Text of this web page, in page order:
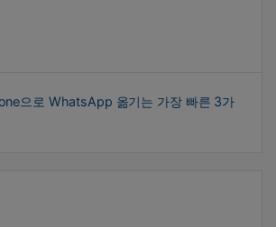
으로 WhatsApp 옮기는 가장 빠른 3가